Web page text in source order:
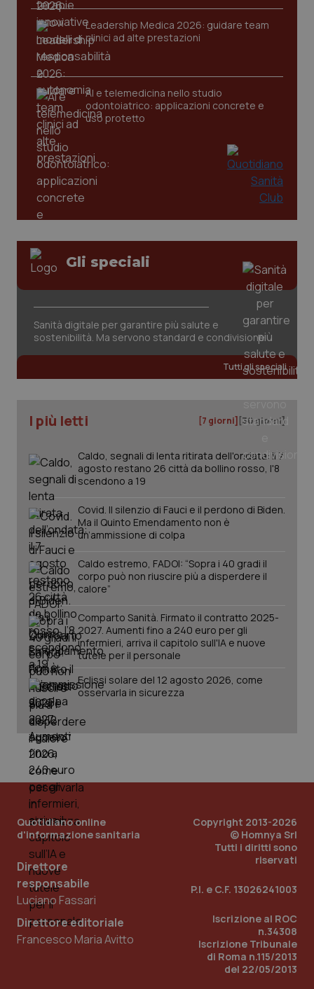
Rene & patologie urogenitali
Salute orale & impianti
Sangue & coagulazione
Tiroide
Tumore al seno
Tumore ovarico
Tumori del Polmone & Testa Collo
Ulcera & Reflusso
Vaccini
Leadership Medica 2026: guidare team
clinici ad alte prestazioni
AI e telemedicina nello studio
odontoiatrico: applicazioni concrete e
uso protetto
Gli speciali
Sanità digitale per garantire più salute e
sostenibilità. Ma servono standard e condivisione
Tutti gli speciali
I più letti [7 giorni] [30 giorni]
Caldo, segnali di lenta ritirata dell'ondata: il 7
agosto restano 26 città da bollino rosso, l'8
scendono a 19
Covid. Il silenzio di Fauci e il perdono di Biden.
Ma il Quinto Emendamento non è
un’ammissione di colpa
Caldo estremo, FADOI: “Sopra i 40 gradi il
corpo può non riuscire più a disperdere il
calore”
Comparto Sanità. Firmato il contratto 2025-
2027. Aumenti fino a 240 euro per gli
infermieri, arriva il capitolo sull'IA e nuove
tutele per il personale
Eclissi solare del 12 agosto 2026, come
osservarla in sicurezza
Quotidiano online
d'informazione sanitaria
Direttore
responsabile
Luciano Fassari
Direttore editoriale
Francesco Maria Avitto
Copyright 2013-2026
© Homnya Srl
Tutti i diritti sono
riservati
P.I. e C.F. 13026241003
Iscrizione al ROC
n.34308
Iscrizione Tribunale
di Roma n.115/2013
del 22/05/2013
Necessari Statistici
I cookie necessari contribuiscono a rendere fruibile il
sito web abilitandone funzionalità di base quali la
navigazione sulle pagine e l'accesso alle aree
protette del sito. Il sito web non è in grado di
funzionare correttamente senza questi cookie.
VISITOR_PRIVACY_METADATA
.youtube.com
tracking-sites-ironfish-
tracking-enable
www.quotidianosanita.it
tracking-sites-ironfish-
session-id
www.quotidianosanita.it
_ga